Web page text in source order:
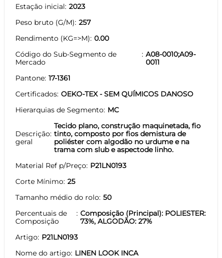
Estação inicial 2023
Peso bruto (G/M) 257
Rendimento (KG=>M) 0.00
Código do Sub-Segmento de
Mercado
A08-0010;A09-
0011
Pantone 17-1361
Certificados OEKO-TEX - SEM QUÍMICOS DANOSO
Hierarquias de Segmento MC
Descrição
geral
Tecido plano, construção maquinetada, fio
tinto, composto por fios demistura de
poliéster com algodão no urdume e na
trama com slub e aspectode linho.
Material Ref p/Preço P21LN0193
Corte Mínimo 25
Tamanho médio do rolo 50
Percentuais de
Composição
Composição (Principal): POLIESTER:
73%, ALGODÃO: 27%
Artigo P21LN0193
Nome do artigo LINEN LOOK INCA